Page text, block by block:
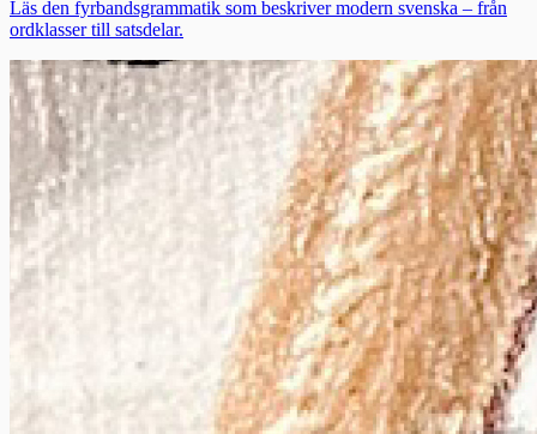
Läs den fyrbandsgrammatik som beskriver modern svenska – från
ordklasser till satsdelar.